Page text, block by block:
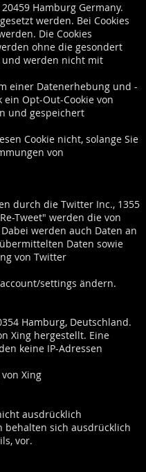
Hamburg Germany.
werden. Bei Cookies
Die Cookies
ohne die gesondert
und werden nicht mit
einer Datenerhebung und -
Opt-Out-Cookie von
und gespeichert
Cookie nicht, solange Sie
von
durch die Twitter Inc., 1355
Tweet" werden die von
werden auch Daten an
Daten sowie
von Twitter
settings ändern.
Hamburg, Deutschland.
Xing hergestellt. Eine
keine IP-Adressen
Xing
ausdrücklich
sich ausdrücklich
vor.